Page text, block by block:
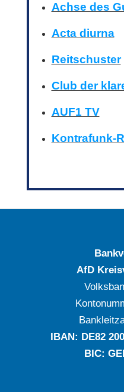
Achse des
Acta diurna
Reitschuster
Club der
AUF1 TV
Kontrafunk-
AfD
IBAN: DE‍82
BIC: